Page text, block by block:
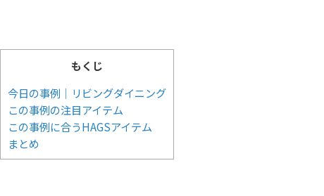
もくじ
今日の事例｜リビングダイニング
この事例の注目アイテム
この事例に合うHAGSアイテム
まとめ